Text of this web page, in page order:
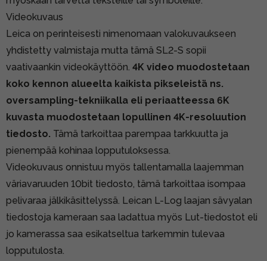
Videokuvaus
Leica on perinteisesti nimenomaan valokuvaukseen
yhdistetty valmistaja mutta tämä SL2-S sopii
vaativaankin videokäyttöön. 4K video muodostetaan
koko kennon alueelta kaikista pikseleistä ns.
oversampling-tekniikalla eli periaatteessa 6K
kuvasta muodostetaan lopullinen 4K-resoluution
tiedosto. Tämä tarkoittaa parempaa tarkkuutta ja
pienempää kohinaa lopputuloksessa.
Videokuvaus onnistuu myös tallentamalla laajemman
väriavaruuden 10bit tiedosto, tämä tarkoittaa isompaa
pelivaraa jälkikäsittelyssä. Leican L-Log laajan sävyalan
tiedostoja kameraan saa ladattua myös Lut-tiedostot eli
jo kamerassa saa esikatseltua tarkemmin tulevaa
lopputulosta.